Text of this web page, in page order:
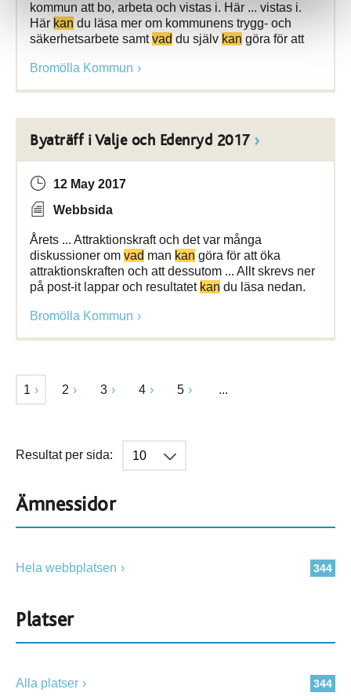
kommun att bo, arbeta och vistas i. Här ... vistas i.
Här kan du läsa mer om kommunens trygg- och
säkerhetsarbete samtvad du själv kan göra för att
Bromölla Kommun
Byaträff i Valje och Edenryd 2017
12 May 2017
Webbsida
Årets ... Attraktionskraft och det var många
diskussioner om vad man kan göra för att öka
attraktionskraften och att dessutom ... Allt skrevs ner
på post-it lappar och resultatet kan du läsa nedan.
Bromölla Kommun
1 2 3 4 5 ...
Resultat per sida:
Ämnessidor
344
Hela webbplatsen
Platser
344
Alla platser